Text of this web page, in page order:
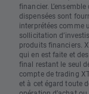
financier.
dispensées sont
interprétées comme
sollicitation
produits financiers.
qui en est faite et
final restant le seul
compte de trading
et à cet égard toute